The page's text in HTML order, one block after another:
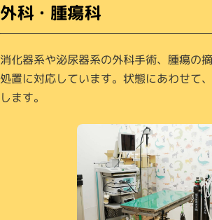
外科・腫瘍科
消化器系や泌尿器系の外科手術、腫瘍の
処置に対応しています。状態にあわせて
します。